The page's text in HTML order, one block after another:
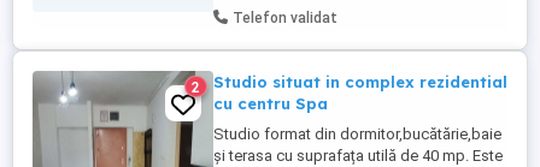
utilate, disponibile pentru închiriere pe
Telefon validat
2
Studio situat in complex rezidential
cu centru Spa
Studio format din dormitor,bucătărie,baie
și terasa cu suprafața utilă de 40 mp. Este